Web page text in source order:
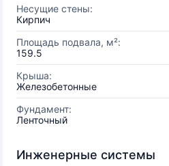
Несущие стены:
Кирпич
Площадь подвала, м²:
159.5
Крыша:
Железобетонные
Фундамент:
Ленточный
Инженерные системы